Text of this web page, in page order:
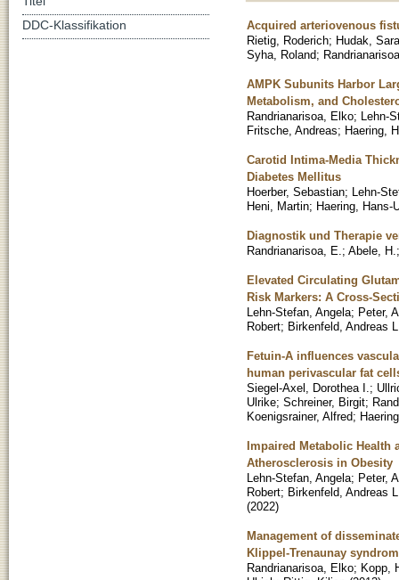
Acquired arteriovenous
Rietig, Roderich; Hudak,
Syha, Roland;
AMPK Subunits Harbor
Metabolism, and
Randrianarisoa, Elko; Lehn-
Fritsche, Andreas; Haering,
Carotid Intima-Media
Diabetes Mellitus
Hoerber, Sebastian; Lehn-
Heni, Martin; Haering, Hans-
Diagnostik und Therapie
Randrianarisoa, E. ; Abele, H.
Elevated Circulating
Risk Markers: A Cross-
Lehn-Stefan, Angela; Peter,
Robert; Birkenfeld, Andreas
Fetuin-A influences
human perivascular fat
Siegel-Axel, Dorothea I. ;
Ulrike; Schreiner, Birgit;
Koenigsrainer, Alfred;
Impaired Metabolic Health
Atherosclerosis in Obesity
Lehn-Stefan, Angela; Peter,
Robert; Birkenfeld, Andreas
(2022)
Management of
Klippel-Trenaunay
Randrianarisoa, Elko; Kopp,
DDC-Klassifikation